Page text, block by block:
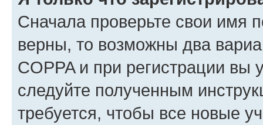
Сначала проверьте свои имя
верны, то возможны два
COPPA и при регистрации вы
следуйте полученным
требуется, чтобы все новые